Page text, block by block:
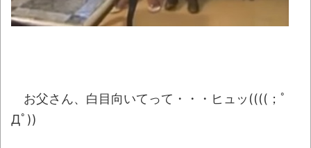
NEW!
すぎて収益化が9/7に終わるｗｗｗｗｗNEW!
お父さん、白目向いてって・・・ヒュッ((((；ﾟ
Дﾟ))